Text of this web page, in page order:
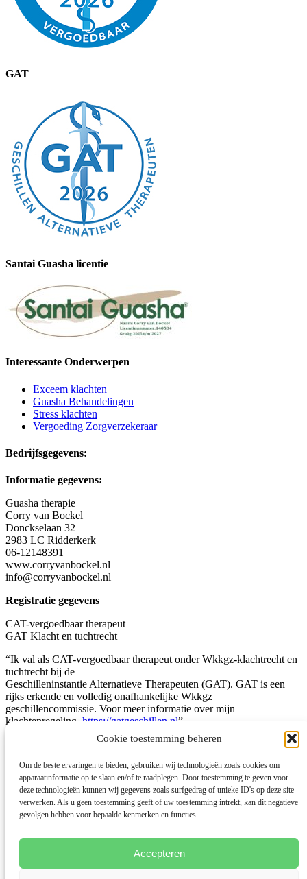
Cookie toestemming beheren
Om de beste ervaringen te bieden, gebruiken wij technologieën zoals cookies om
apparaatinformatie op te slaan en/of te raadplegen. Door toestemming te geven voor
deze technologieën kunnen wij gegevens zoals surfgedrag of unieke ID's op deze site
verwerken. Als u geen toestemming geeft of uw toestemming intrekt, kan dit negatieve
gevolgen hebben voor bepaalde kenmerken en functies.
Accepteren
GAT
Santai Guasha licentie
Interessante Onderwerpen
Exceem klachten
Guasha Behandelingen
Stress klachten
Vergoeding Zorgverzekeraar
Bedrijfsgegevens:
Informatie gegevens:
Guasha therapie
Corry van Bockel
Donckselaan 32
2983 LC Ridderkerk
06-12148391
www.corryvanbockel.nl
info@corryvanbockel.nl
Registratie gegevens
CAT-vergoedbaar therapeut
GAT Klacht en tuchtrecht
“Ik val als CAT-vergoedbaar therapeut onder Wkkgz-klachtrecht en
tuchtrecht bij de
Geschilleninstantie Alternatieve Therapeuten (GAT). GAT is een
rijks erkende en volledig onafhankelijke Wkkgz
geschillencommissie. Voor meer informatie over mijn
klachtenregeling https://gatgeschillen.nl”
Ik werk als CAT-vergoedbaar therapeut volgens de richtlijnen van
Voor meer informatie zie:https://gatgeschillen.nl/beroepscode/
BTW-id nummer NL001975916B33
KvK-nummer: 50410938
Disclaimer
Algemene voorwaarden